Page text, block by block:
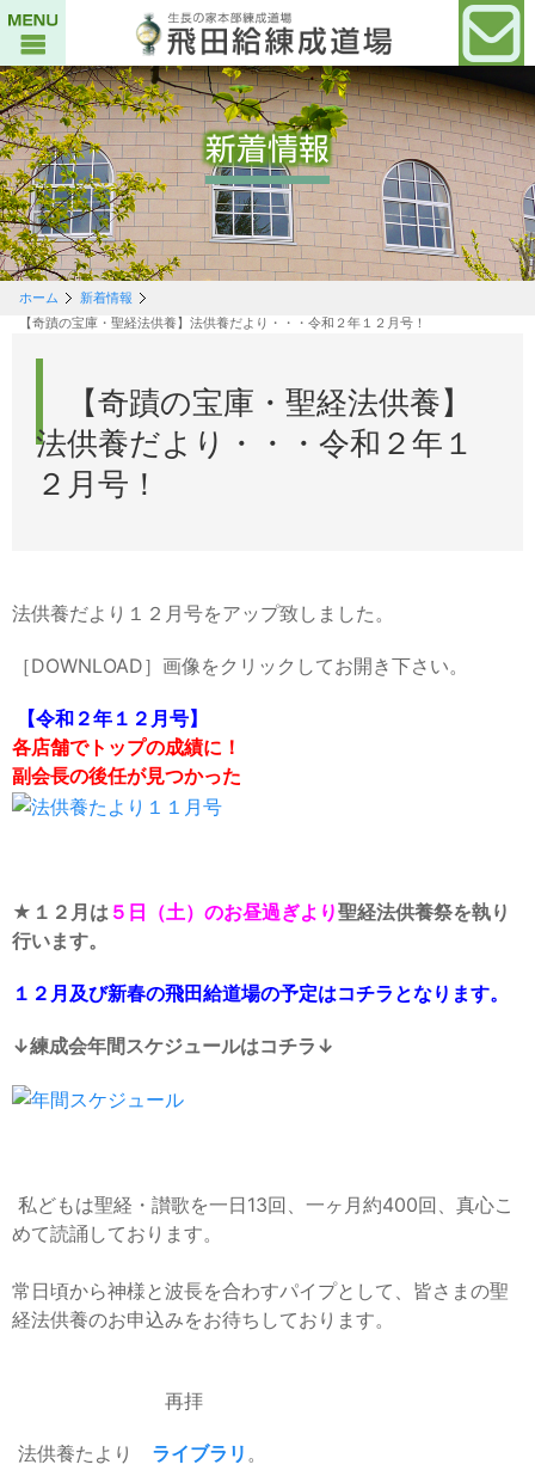
新着情報
ホーム
新着情報
【奇蹟の宝庫・聖経法供養】法供養だより・・・令和２年１２月号！
【奇蹟の宝庫・聖経法供養】
法供養だより・・・令和２年１
２月号！
法供養だより１２月号をアップ致しました。
［DOWNLOAD］画像をクリックしてお開き下さい。
【令和２年１２月号】
各店舗でトップの成績に！
副会長の後任が見つかった
★ １２月は ５日（土）のお昼過ぎより聖経法供養祭を執り
行います。
１２月及び新春の飛田給道場の予定はコチラ となります。
↓練成会年間スケジュールはコチラ↓
私どもは聖経・讃歌を一日13回、一ヶ月約400回、真心こ
めて読誦しております。
常日頃から神様と波長を合わすパイプとして、皆さまの聖
経法供養のお申込みをお待ちしております。
再拝
法供養たより ライブラリ 。